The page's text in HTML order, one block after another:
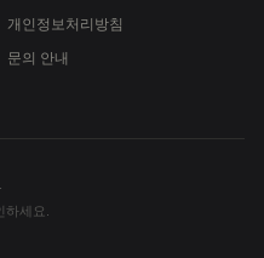
개인정보처리방침
문의 안내
세요.